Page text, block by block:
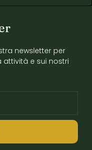
newsletter per
e sui nostri